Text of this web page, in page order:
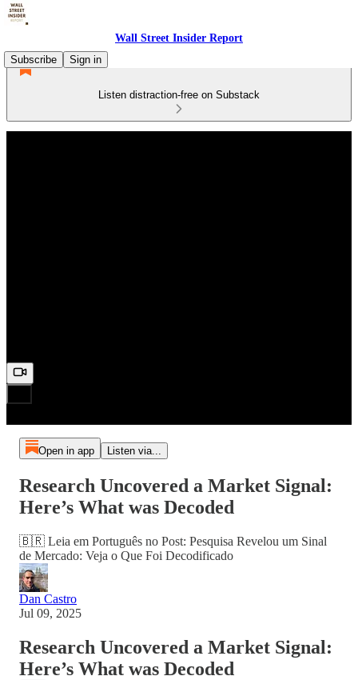
Wall Street Insider Report
Subscribe
Sign in
Listen distraction-free on Substack
Open in app Listen via...
Research Uncovered a Market Signal:
Here’s What was Decoded
🇧🇷 Leia em Português no Post: Pesquisa Revelou um Sinal
de Mercado: Veja o Que Foi Decodificado
Dan Castro
Jul 09, 2025
Research Uncovered a Market Signal:
Here’s What was Decoded